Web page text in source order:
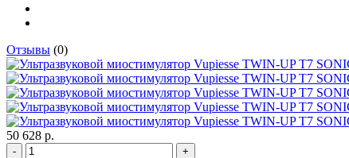
Отзывы (0)
50 628 р.
- +